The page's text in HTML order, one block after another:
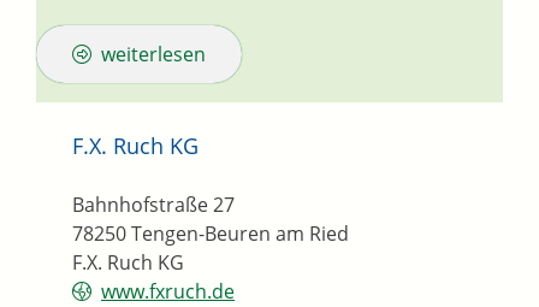
weiterlesen
F.X. Ruch KG
F.X. Ruch KG
Bahnhofstraße 27
78250Tengen-Beuren am Ried
www.fxruch.de